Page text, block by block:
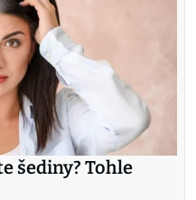
šediny? Tohle